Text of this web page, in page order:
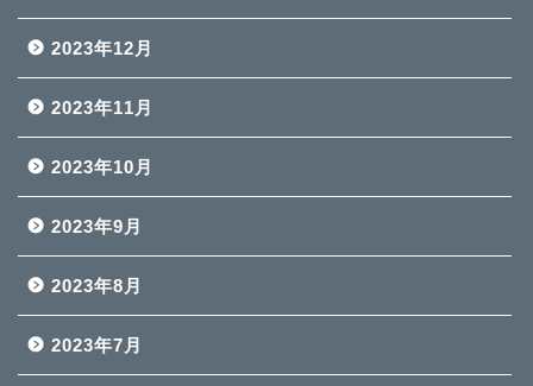
2023年12月
2023年11月
2023年10月
2023年9月
2023年8月
2023年7月